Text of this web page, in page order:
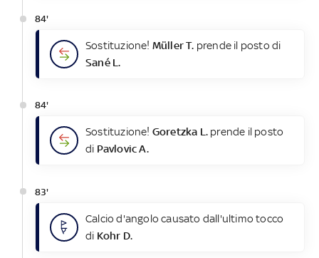
84'
Sostituzione! Müller T. prende il posto di
Sané L.
84'
Sostituzione! Goretzka L. prende il posto
di Pavlovic A.
83'
Calcio d'angolo causato dall'ultimo tocco
di Kohr D.